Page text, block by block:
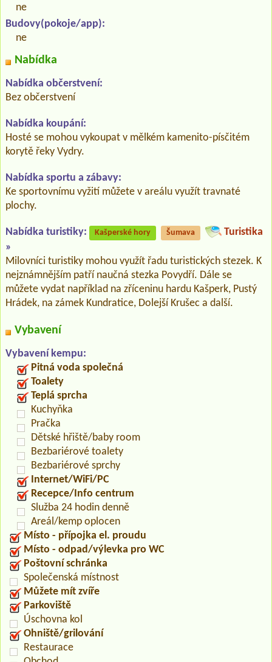
ne
Budovy(pokoje/app):
ne
Nabídka
Nabídka občerstvení:
Bez občerstvení
Nabídka koupání:
Hosté se mohou vykoupat v mělkém kamenito-písčitém
korytě řeky Vydry.
Nabídka sportu a zábavy:
Ke sportovnímu vyžití můžete v areálu využít travnaté
plochy.
Nabídka turistiky: Kašperské hory Šumava
Turistika
»
Milovníci turistiky mohou využít řadu turistických stezek. K
nejznámnějším patří naučná stezka Povydří. Dále se
můžete vydat například na zříceninu hardu Kašperk, Pustý
Hrádek, na zámek Kundratice, Dolejší Krušec a další.
Vybavení
Vybavení kempu:
Pitná voda společná
Toalety
Teplá sprcha
Kuchyňka
Pračka
Dětské hřiště/baby room
Bezbariérové toalety
Bezbariérové sprchy
Internet/WiFi/PC
Recepce/Info centrum
Služba 24 hodin denně
Areál/kemp oplocen
Místo - přípojka el. proudu
Místo - odpad/výlevka pro WC
Poštovní schránka
Společenská místnost
Můžete mít zvíře
Parkoviště
Úschovna kol
Ohniště/grilování
Restaurace